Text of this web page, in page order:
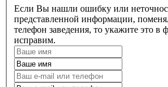
Если Вы нашли ошибку или
представленной информации,
телефон заведения, то укажите это
исправим.